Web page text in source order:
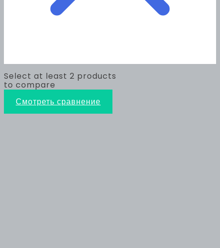
Select at least 2 products
to compare
Смотреть сравнение